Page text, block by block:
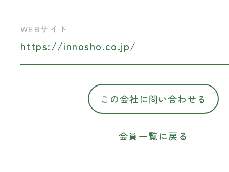
WEBサイト
https://innosho.co.jp/
この会社に問い合わせる
会員一覧に戻る